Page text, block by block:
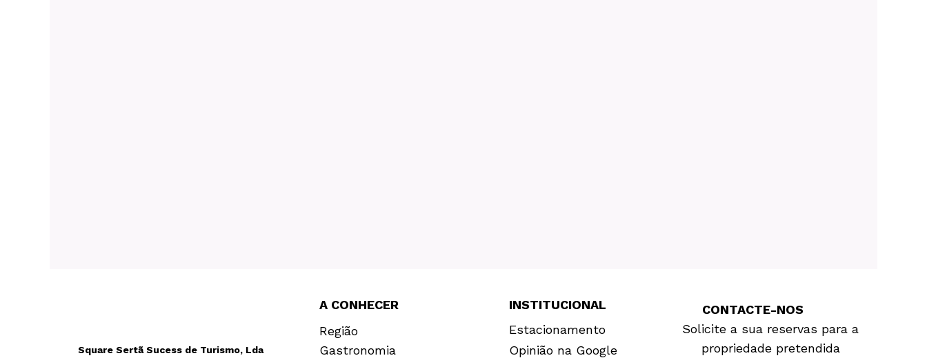
Square Sertã Sucess de Turismo, Lda
Opinião na Google
Estacionamento
Região
Gastronomia
INSTITUCIONAL
A CONHECER
Solicite a sua reservas para a
propriedade pretendida
CONTACTE-NOS